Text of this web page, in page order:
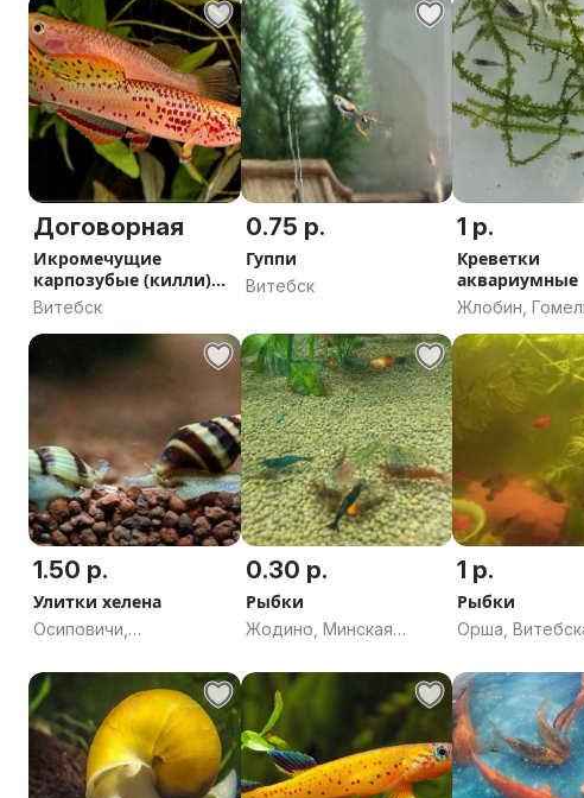
Договорная
Икромечущие
карпозубые (килли)
рыбы
Витебск
0.75 р.
Гуппи
Витебск
1 р.
Креветки
аквариумные
Жлобин,
область
1.50 р.
Улитки хелена
Осиповичи,
0.30 р.
Рыбки
Жодино, Минская
1 р.
Рыбки
Орша,